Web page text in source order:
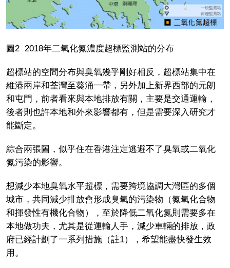
圖2 2018年二氧化氮濃度超標監測站的分布
超標站的空間分布與臭氧幾乎剛好相反，超標站集中在
維港兩岸和荃灣至葵涌一帶，另外加上新界西部的元朗
和屯門，前者看來與本地排放有關，主要是交通運輸，
後者則也許本地和外來影響都有，但是需要深入研究才
能斷定。
綜合兩張圖，似乎住在香港注定逃避不了臭氧或二氧化
氮污染的影響。
想減少本地臭氧水平超標，需要跨境協調大灣區的多個
城市，共同減少排放會形成臭氧的污染物（氮氧化合物
和揮發性有機化合物），至於降低二氧化氮則需要多在
本地做功夫，尤其是從運輸人手，減少車輛的排放，政
府已經計劃了一系列措施（註1），希望能盡快發生效
用。